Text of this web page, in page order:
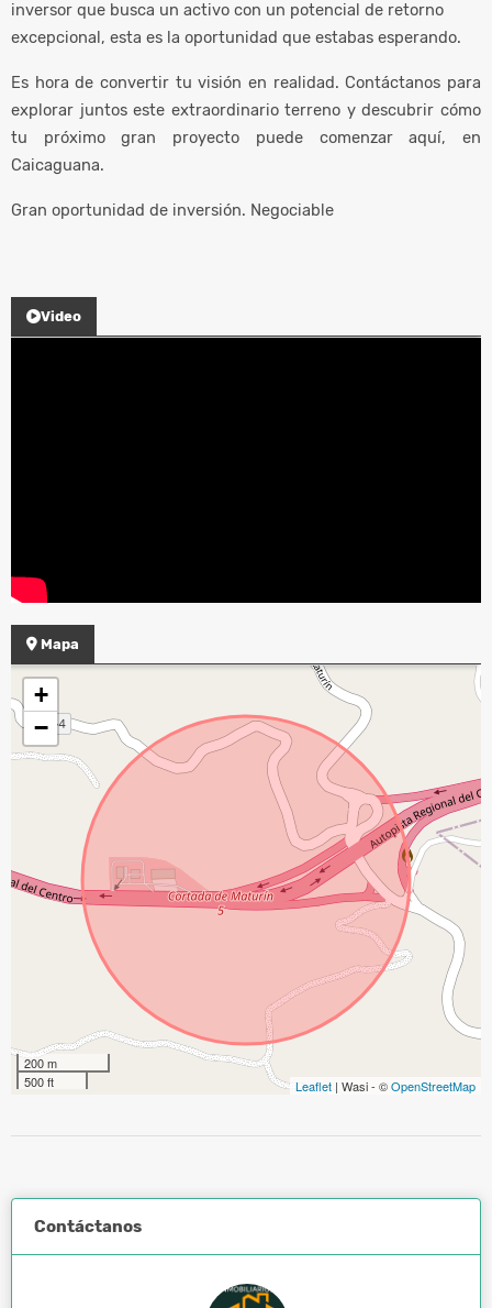
inversor que busca un activo con un potencial de retorno
excepcional, esta es la oportunidad que estabas esperando.
Es hora de convertir tu visión en realidad. Contáctanos para
explorar juntos este extraordinario terreno y descubrir cómo
tu próximo gran proyecto puede comenzar aquí, en
Caicaguana.
Gran oportunidad de inversión. Negociable
Video
Mapa
+
−
200 m
500 ft
Leaflet | Wasi - ©OpenStreetMap
Contáctanos